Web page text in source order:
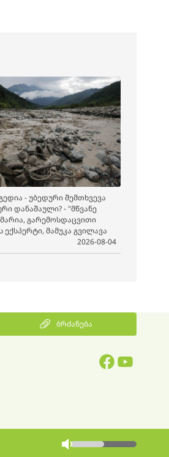
- უბედური შემთხვევა
დანაშაული? - "მწვანე
გარემოსდაცვითი
ექსპერტი, მამუკა გვილავა
2026-08-04
ბრძანება